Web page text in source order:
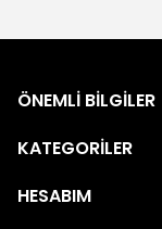
ÖNEMLİ BİLGİLER
KATEGORİLER
HESABIM